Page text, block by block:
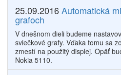
25.09.2016Automatická
grafoch
V dnešnom dieli budeme
sviečkové grafy. Vďaka tomu sa
zmestí na použitý displej. Opäť
Nokia 5110.